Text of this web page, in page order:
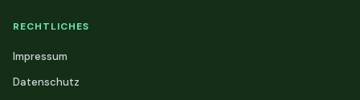
RECHTLICHES
Impressum
Datenschutz